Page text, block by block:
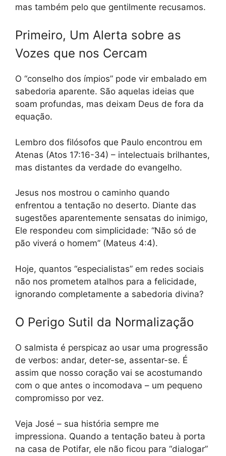
mas também pelo que gentilmente recusamos.
Primeiro, Um Alerta sobre as
Vozes que nos Cercam
O “conselho dos ímpios” pode vir embalado em
sabedoria aparente. São aquelas ideias que
soam profundas, mas deixam Deus de fora da
equação.
Lembro dos filósofos que Paulo encontrou em
Atenas (Atos 17:16-34) – intelectuais brilhantes,
mas distantes da verdade do evangelho.
Jesus nos mostrou o caminho quando
enfrentou a tentação no deserto. Diante das
sugestões aparentemente sensatas do inimigo,
Ele respondeu com simplicidade: “Não só de
pão viverá o homem” (Mateus 4:4).
Hoje, quantos “especialistas” em redes sociais
não nos prometem atalhos para a felicidade,
ignorando completamente a sabedoria divina?
O Perigo Sutil da Normalização
O salmista é perspicaz ao usar uma progressão
de verbos: andar, deter-se, assentar-se. É
assim que nosso coração vai se acostumando
com o que antes o incomodava – um pequeno
compromisso por vez.
Veja José – sua história sempre me
impressiona. Quando a tentação bateu à porta
na casa de Potifar, ele não ficou para “dialogar”